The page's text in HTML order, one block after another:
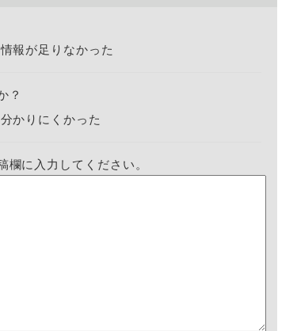
情報が足りなかった
？
分かりにくかった
に入力してください。